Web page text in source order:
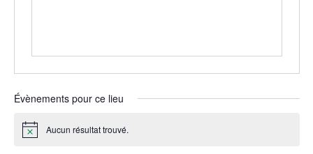
Évènements pour ce lieu
Notice Aucun résultat trouvé.